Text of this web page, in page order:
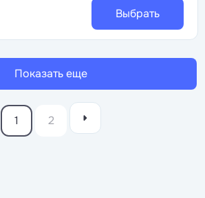
Выбрать
Показать еще
1 2